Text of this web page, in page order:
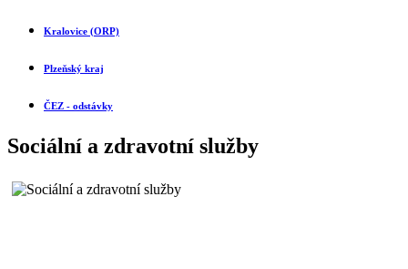
Kralovice (ORP)
Plzeňský kraj
ČEZ - odstávky
Sociální a zdravotní služby